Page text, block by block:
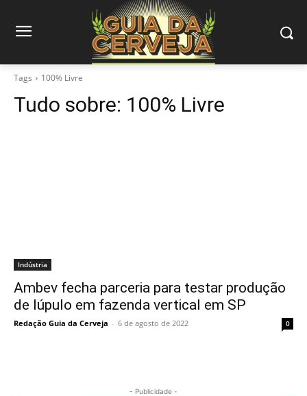
Tags 100% Livre
Tudo sobre: 100% Livre
Indústria
Ambev fecha parceria para testar produção
de lúpulo em fazenda vertical em SP
Redação Guia da Cerveja - 6 de agosto de 2022 0
- Publicidade -